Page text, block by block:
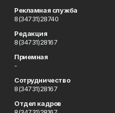
Рекламная служба
8(34731)28740
Редакция
8(34731)28167
Приемная
-
Сотрудничество
8(34731)28167
Отдел кадров